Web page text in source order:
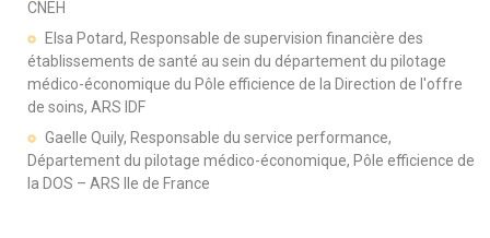
CNEH
Elsa Potard, Responsable de supervision financière des
établissements de santé au sein du département du pilotage
médico-économique du Pôle efficience de la Direction de l'offre
de soins, ARS IDF
Gaelle Quily, Responsable du service performance,
Département du pilotage médico-économique, Pôle efficience de
la DOS – ARS Ile de France